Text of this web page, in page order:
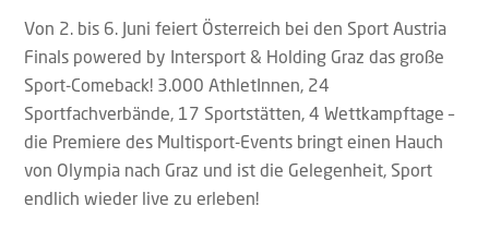
Von 2. bis 6. Juni feiert Österreich bei den Sport Austria
Finals powered by Intersport & Holding Graz das große
Sport-Comeback! 3.000 AthletInnen, 24
Sportfachverbände, 17 Sportstätten, 4 Wettkampftage –
die Premiere des Multisport-Events bringt einen Hauch
von Olympia nach Graz und ist die Gelegenheit, Sport
endlich wieder live zu erleben!